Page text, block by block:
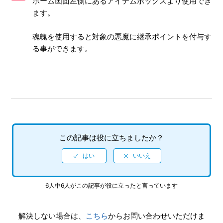
転生について
覚醒をおこなう際の悪魔について
真・強化について
悪魔売却について
ます。
魂魄を使用すると対象の悪魔に継承ポイントを付与す
る事ができます。
この記事は役に立ちましたか？
6人中6人がこの記事が役に立ったと言っています
解決しない場合は、 こちらからお問い合わせいただけま